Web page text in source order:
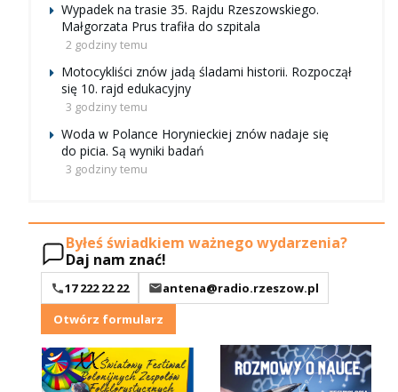
Wypadek na trasie 35. Rajdu Rzeszowskiego.
Małgorzata Prus trafiła do szpitala
2 godziny temu
Motocykliści znów jadą śladami historii. Rozpoczął
się 10. rajd edukacyjny
3 godziny temu
Woda w Polance Horynieckiej znów nadaje się
do picia. Są wyniki badań
3 godziny temu
Byłeś świadkiem ważnego wydarzenia?
Daj nam znać!
17 222 22 22
antena@radio.rzeszow.pl
Otwórz formularz